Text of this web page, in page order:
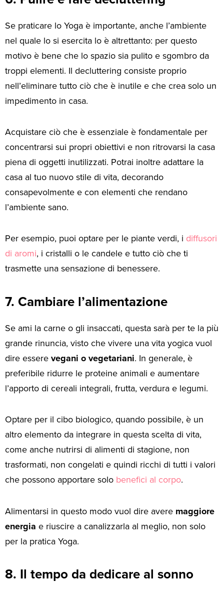
Se praticare lo Yoga è importante, anche l’ambiente
nel quale lo si esercita lo è altrettanto: per questo
motivo è bene che lo spazio sia pulito e sgombro da
troppi elementi. Il decluttering consiste proprio
nell’eliminare tutto ciò che è inutile e che crea solo un
impedimento in casa.
Acquistare ciò che è essenziale è fondamentale per
concentrarsi sui propri obiettivi e non ritrovarsi la casa
piena di oggetti inutilizzati. Potrai inoltre adattare la
casa al tuo nuovo stile di vita, decorando
consapevolmente e con elementi che rendano
l’ambiente sano.
Per esempio, puoi optare per le piante verdi, i diffusori
di aromi, i cristalli o le candele e tutto ciò che ti
trasmette una sensazione di benessere.
7. Cambiare l’alimentazione
Se ami la carne o gli insaccati, questa sarà per te la più
grande rinuncia, visto che vivere una vita yogica vuol
dire esserevegani o vegetariani. In generale, è
preferibile ridurre le proteine animali e aumentare
l’apporto di cereali integrali, frutta, verdura e legumi.
Optare per il cibo biologico, quando possibile, è un
altro elemento da integrare in questa scelta di vita,
come anche nutrirsi di alimenti di stagione, non
trasformati, non congelati e quindi ricchi di tutti i valori
che possono apportare solo benefici al corpo.
Alimentarsi in questo modo vuol dire avere maggiore
energia e riuscire a canalizzarla al meglio, non solo
per la pratica Yoga.
8. Il tempo da dedicare al sonno